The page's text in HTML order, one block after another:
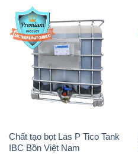
Chất tạo bọt Las P Tico Tank
IBC Bồn Việt Nam